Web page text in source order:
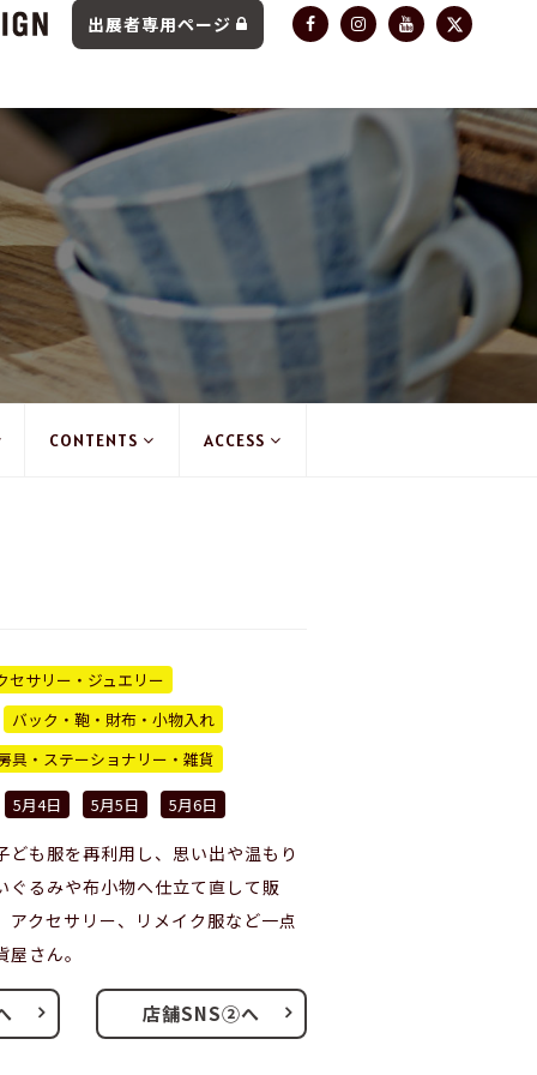
出展者専用ページ
CONTENTS ACCESS
セサリー・ジュエリー
バック・鞄・財布・小物入れ
具・ステーショナリー・雑貨
5月4日 5月5日 5月6日
ども服を再利用し、思い出や温もり
ぐるみや布小物へ仕立て直して販
アクセサリー、リメイク服など一点
さん。
店舗SNS②へ